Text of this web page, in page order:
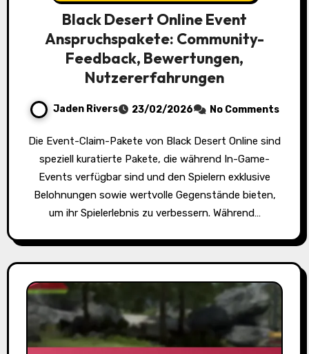
Black Desert Online Event
Anspruchspakete: Community-
Feedback, Bewertungen,
Nutzererfahrungen
Jaden Rivers 23/02/2026 No Comments
Die Event-Claim-Pakete von Black Desert Online sind
speziell kuratierte Pakete, die während In-Game-
Events verfügbar sind und den Spielern exklusive
Belohnungen sowie wertvolle Gegenstände bieten,
um ihr Spielerlebnis zu verbessern. Während…